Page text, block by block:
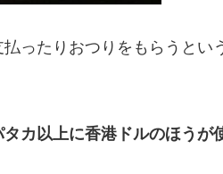
ったりおつりをもらうとい
カ以上に香港ドルのほうが